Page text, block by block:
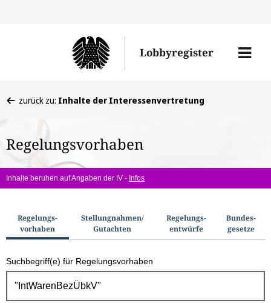
den
Lobbyregister
Menü
befinden
hier:
zurück zu: Inhalte der Interessenvertretung
Regelungsvorhaben
Inhalte beruhen auf Angaben der IV - Infos
u
c
h
Regelungs­
vorhaben
Stellungnahmen/​
Gutachten
Regelungs­
entwürfe
Bundes­
gesetze
Suchbegriff(e) für Regelungsvorhaben